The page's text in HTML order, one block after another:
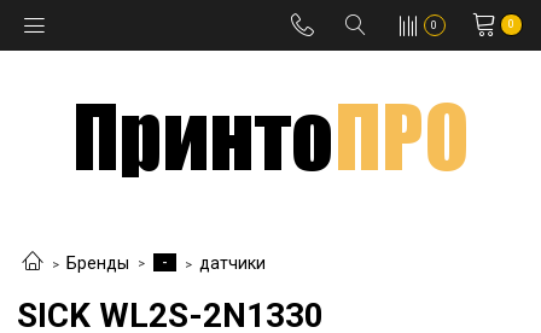
0 0
Бренды - датчики
SICK WL2S-2N1330